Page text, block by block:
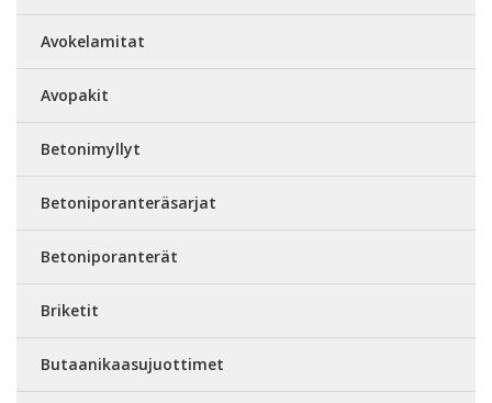
Avokelamitat
Avopakit
Betonimyllyt
Betoniporanteräsarjat
Betoniporanterät
Briketit
Butaanikaasujuottimet